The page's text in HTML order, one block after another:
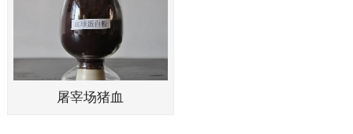
屠宰场猪血